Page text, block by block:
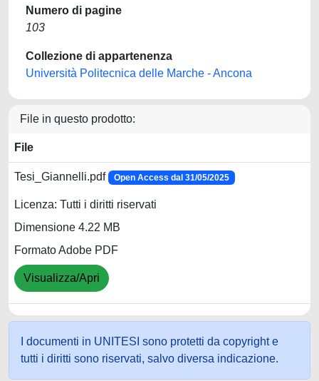
Numero di pagine
103
Collezione di appartenenza
Università Politecnica delle Marche - Ancona
File in questo prodotto:
File
Tesi_Giannelli.pdf Open Access dal 31/05/2025
Licenza: Tutti i diritti riservati
Dimensione 4.22 MB
Formato Adobe PDF
Visualizza/Apri
I documenti in UNITESI sono protetti da copyright e
tutti i diritti sono riservati, salvo diversa indicazione.